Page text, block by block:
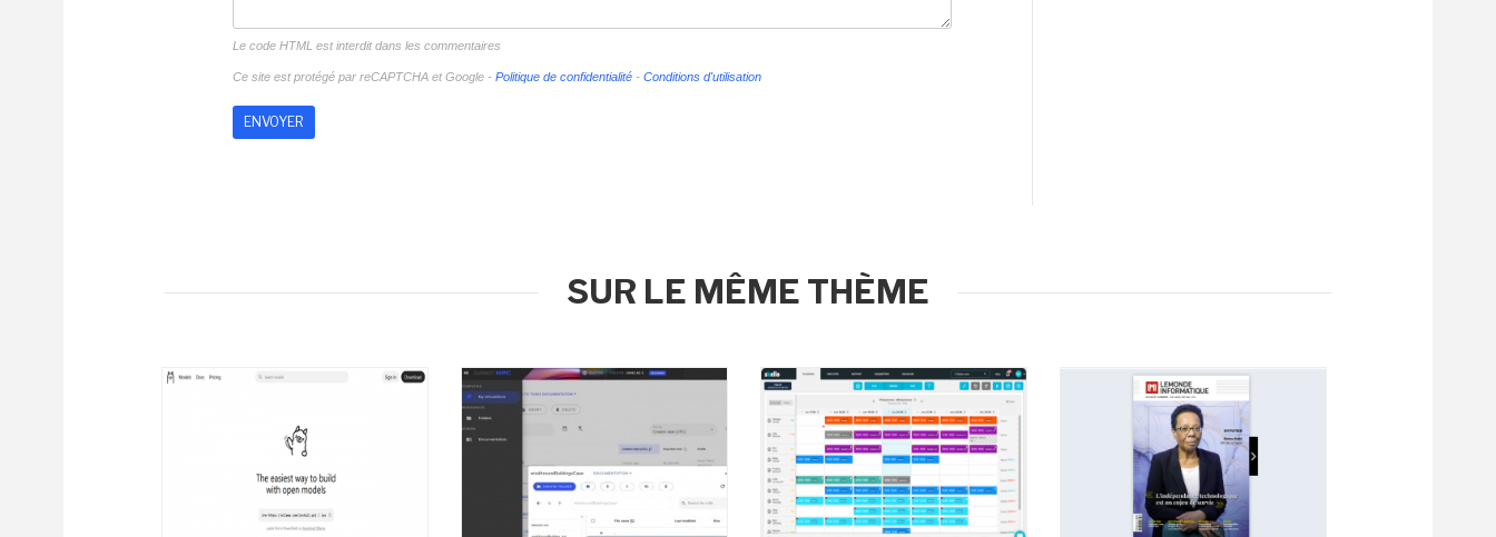
Le code HTML est interdit dans les commentaires
Ce site est protégé par reCAPTCHA et Google - Politique de confidentialité - Conditions d'utilisation
SUR LE MÊME THÈME